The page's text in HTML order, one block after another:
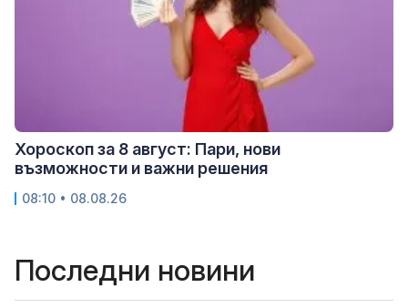
Хороскоп за 8 август: Пари, нови
възможности и важни решения
08:10 • 08.08.26
Последни новини